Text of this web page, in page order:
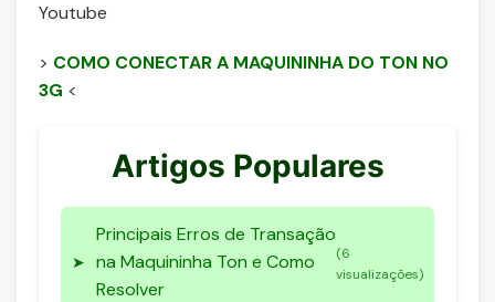
Youtube
> COMO CONECTAR A MAQUININHA DO TON NO
3G <
Artigos Populares
➤
Principais Erros de Transação
na Maquininha Ton e Como
Resolver
(6
visualizações)